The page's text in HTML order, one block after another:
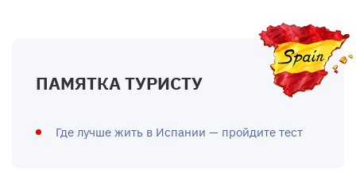
ПАМЯТКА ТУРИСТУ
Где лучше жить в Испании — пройдите тест